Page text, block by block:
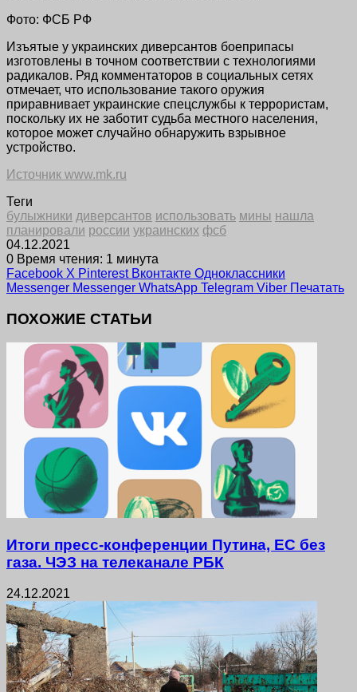
Фото: ФСБ РФ
Изъятые у украинских диверсантов боеприпасы
изготовлены в точном соответствии с технологиями
радикалов. Ряд комментаторов в социальных сетях
отмечает, что использование такого оружия
приравнивает украинские спецслужбы к террористам,
поскольку их не заботит судьба местного населения,
которое может случайно обнаружить взрывное
устройство.
Источник www.mk.ru
Теги
булыжники диверсантов использовать мины нашла
планировали россии украинских фсб
04.12.2021
0 Время чтения: 1 минута
Facebook X Pinterest Вконтакте Одноклассники
Messenger Messenger WhatsApp Telegram Viber Печатать
ПОХОЖИЕ СТАТЬИ
Итоги пресс-конференции Путина, ЕС без
газа. ЧЭЗ на телеканале РБК
24.12.2021